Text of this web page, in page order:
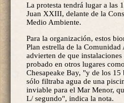
La protesta tendrá lugar a las
Juan XXIII, delante de la
Medio Ambiente.
Para la organización, estos
Plan estrella de la
advierten de que instalaciones
probado en otros lugares
Chesapeake Bay, "y de los 15
sólo filtraba agua de una
inviable para el Mar Menor,
L/ segundo", indica la nota.